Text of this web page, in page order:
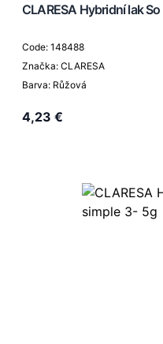
CLARESA Hybridní lak
Code: 148488
Značka: CLARESA
Barva: Růžová
4,23 €